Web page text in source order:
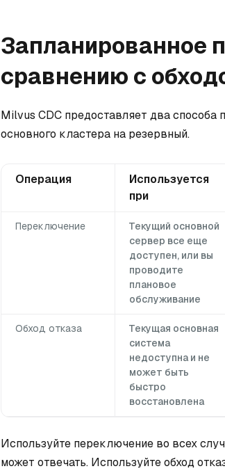
Запланированное
сравнению с
Milvus CDC предоставляет два
основного кластера на резервный.
Операция
Используется
при
Переключение
Текущий основной
сервер все еще
доступен, или вы
проводите
плановое
обслуживание
Обход отказа
Текущая основная
система
недоступна и не
может быть
быстро
восстановлена
Используйте переключение во всех
может отвечать. Используйте обход